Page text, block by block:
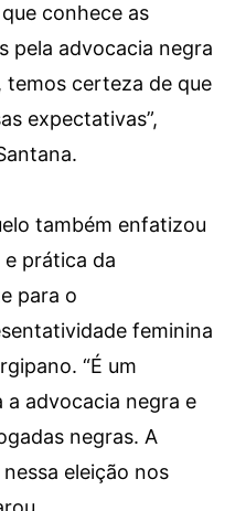
conhece as
pela advocacia negra
certeza de que
expectativas”,
também enfatizou
prática da
para o
feminina
“É um
advocacia negra e
negras. A
eleição nos